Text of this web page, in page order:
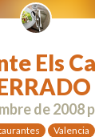
Els
de 2008
Valencia